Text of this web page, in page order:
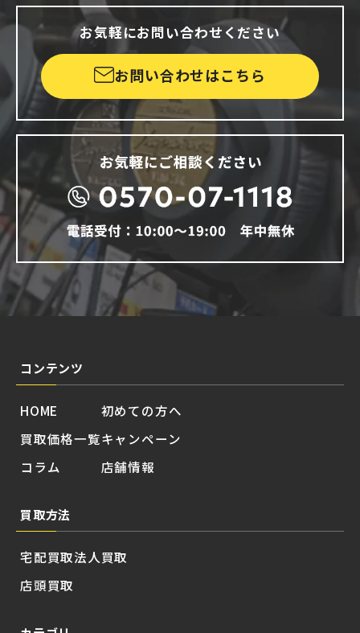
お気軽にお問い合わせください
お問い合わせはこちら
コンテンツ
HOME
買取価格一覧
コラム
初めての方へ
キャンペーン
店舗情報
買取方法
宅配買取
店頭買取
法人買取